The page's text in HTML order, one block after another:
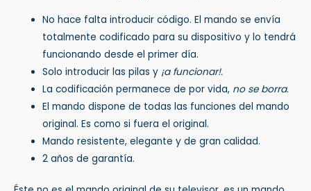
No hace falta introducir código. El mando se envía
totalmente codificado para su dispositivo y lo tendrá
funcionando desde el primer día.
Solo introducir las pilas y ¡a funcionar!.
La codificación permanece de por vida, no se borra.
El mando dispone de todas las funciones del mando
original. Es como si fuera el original.
Mando resistente, elegante y de gran calidad.
2 años de garantía.